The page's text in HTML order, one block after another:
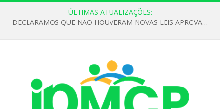
ÚLTIMAS ATUALIZAÇÕES:
DECLARAMOS QUE NÃO HOUVERAM NOVAS LEIS APROVADAS ATÉ O MOMENTO PARA O INSTITUTO DE PREVIDÊNCIA NO ANO DE 2026